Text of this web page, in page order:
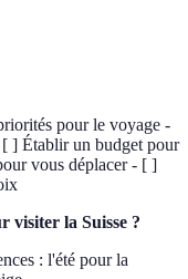
pour le voyage -
] Établir un budget pour
vous déplacer - [ ]
visiter la Suisse ?
: l'été pour la